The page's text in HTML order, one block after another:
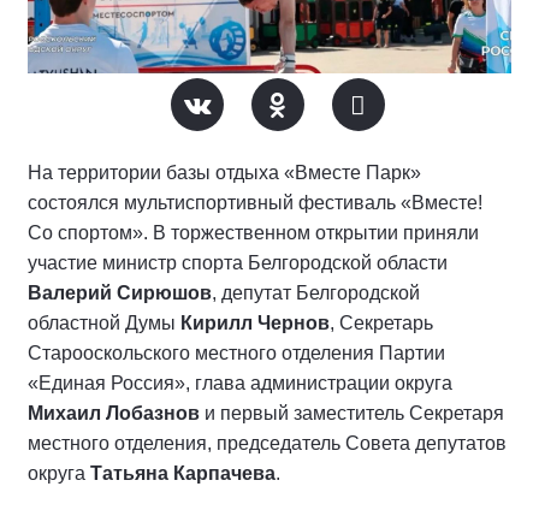
На территории базы отдыха «Вместе Парк»
состоялся мультиспортивный фестиваль «Вместе!
Со спортом». В торжественном открытии приняли
участие министр спорта Белгородской области
Валерий Сирюшов, депутат Белгородской
областной Думы Кирилл Чернов, Секретарь
Старооскольского местного отделения Партии
«Единая Россия», глава администрации округа
Михаил Лобазнов и первый заместитель Секретаря
местного отделения, председатель Совета депутатов
округа Татьяна Карпачева.